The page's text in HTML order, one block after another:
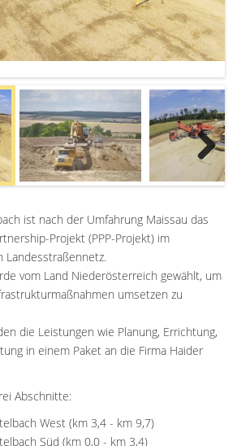
Next
ist nach der Umfahrung Maissau das
Projekt (PPP-Projekt) im
Landesstraßennetz.
vom Land Niederösterreich gewählt, um
umsetzen zu
die Leistungen wie Planung, Errichtung,
in einem Paket an die Firma Haider
Abschnitte:
West (km 3,4 - km 9,7)
Süd (km 0,0 - km 3,4)